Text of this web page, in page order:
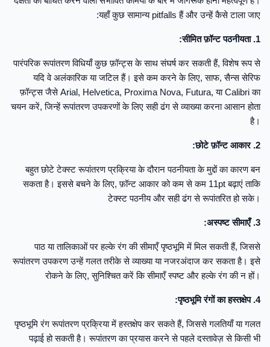
यहाँ कुछ सामान्य pitfalls हैं और उन्हें कैसे टाला जाए:
1. सीमित फ़ॉन्ट पठनीयता:
पारंपरिक रूपांतरण विधियाँ कुछ फ़ॉन्ट्स के साथ संघर्ष कर सकती हैं, विशेष रूप से
यदि वे अलंकारिक या जटिल हैं। इसे कम करने के लिए, साफ, सैन्स सेरिफ
फ़ॉन्ट्स जैसे Arial, Helvetica, Proxima Nova, Futura, या Calibri का
चयन करें, जिन्हें रूपांतरण उपकरणों के लिए सही ढंग से व्याख्या करना आसान होता
है।
2. छोटे फ़ॉन्ट आकार:
बहुत छोटे टेक्स्ट रूपांतरण प्रक्रिया के दौरान पठनीयता के मुद्दों का कारण बन
सकता है। इससे बचने के लिए, फ़ॉन्ट आकार को कम से कम 11pt बढ़ाएं ताकि
टेक्स्ट पठनीय और सही ढंग से रूपांतरित हो सके।
3. अस्पष्ट सीमाएँ:
पाठ या तालिकाओं पर हल्के रंग की सीमाएँ पृष्ठभूमि में मिल सकती हैं, जिससे
रूपांतरण उपकरण उन्हें गलत तरीके से व्याख्या या नजरअंदाज कर सकता है। इसे
रोकने के लिए, सुनिश्चित करें कि सीमाएँ स्पष्ट और हल्के रंग की न हों।
4. पृष्ठभूमि रंगों का हस्तक्षेप:
पृष्ठभूमि रंग रूपांतरण प्रक्रिया में हस्तक्षेप कर सकते हैं, जिससे गलतियाँ या गलत
पढ़ाई हो सकती है। रूपांतरण का प्रयास करने से पहले दस्तावेज़ से किसी भी